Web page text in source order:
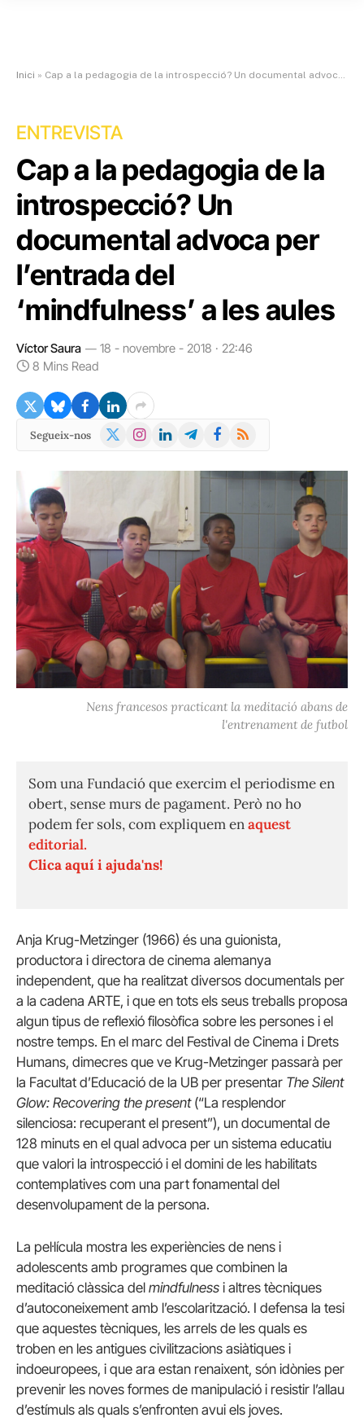
Inici » Cap a la pedagogia de la introspecció? Un documental advoca per l’entrada del ‘mindfulness’ a les aules
ENTREVISTA
Cap a la pedagogia de la
introspecció? Un
documental advoca per
l’entrada del
‘mindfulness’ a les aules
Víctor Saura
18 - novembre - 2018 · 22:46
8 Mins Read
Segueix-nos
X
Instagram
LinkedInTelegramFacebook
RSS
Nens francesos practicant la meditació abans de
l'entrenament de futbol
Som una Fundació que exercim el periodisme en
obert, sense murs de pagament. Però no ho
podem fer sols, com expliquem enaquest
editorial.
Clica aquí i ajuda'ns!
Anja Krug-Metzinger (1966) és una guionista,
productora i directora de cinema alemanya
independent, que ha realitzat diversos documentals per
a la cadena ARTE, i que en tots els seus treballs proposa
algun tipus de reflexió filosòfica sobre les persones i el
nostre temps. En el marc del Festival de Cinema i Drets
Humans, dimecres que ve Krug-Metzinger passarà per
la Facultat d’Educació de la UB per presentar The Silent
Glow: Recovering the present(“La resplendor
silenciosa: recuperant el present”), un documental de
128 minuts en el qual advoca per un sistema educatiu
que valori la introspecció i el domini de les habilitats
contemplatives com una part fonamental del
desenvolupament de la persona.
La pel·lícula mostra les experiències de nens i
adolescents amb programes que combinen la
meditació clàssica del mindfulness i altres tècniques
d’autoconeixement amb l’escolarització. I defensa la tesi
que aquestes tècniques, les arrels de les quals es
troben en les antigues civilitzacions asiàtiques i
indoeuropees, i que ara estan renaixent, són idònies per
prevenir les noves formes de manipulació i resistir l’allau
d’estímuls als quals s’enfronten avui els joves.